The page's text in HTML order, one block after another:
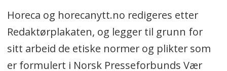
Horeca og horecanytt.no redigeres etter
Redaktørplakaten, og legger til grunn for
sitt arbeid de etiske normer og plikter som
er formulert i Norsk Presseforbunds Vær